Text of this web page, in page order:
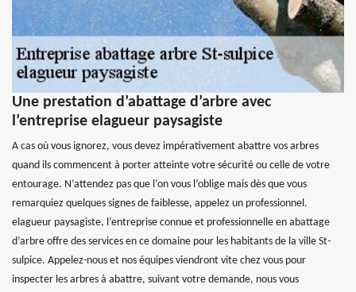
Une prestation d’abattage d’arbre avec
l’entreprise elagueur paysagiste
A cas où vous ignorez, vous devez impérativement abattre vos arbres
quand ils commencent à porter atteinte votre sécurité ou celle de votre
entourage. N’attendez pas que l’on vous l’oblige mais dès que vous
remarquiez quelques signes de faiblesse, appelez un professionnel.
elagueur paysagiste, l’entreprise connue et professionnelle en abattage
d’arbre offre des services en ce domaine pour les habitants de la ville St-
sulpice. Appelez-nous et nos équipes viendront vite chez vous pour
inspecter les arbres à abattre, suivant votre demande, nous vous